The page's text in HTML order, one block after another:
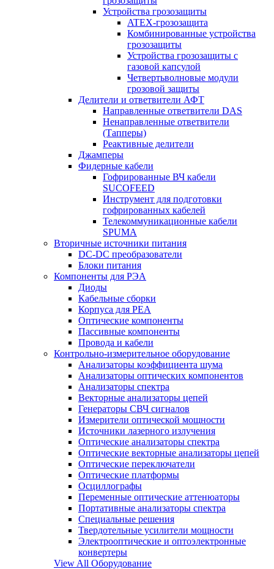
Устройства грозозащиты
ATEX-грозозащита
Комбинированные устройства
грозозащиты
Устройства грозозащиты с
газовой капсулой
Четвертьволновые модули
грозовой защиты
Делители и ответвители АФТ
Направленные ответвители DAS
Ненаправленные ответвители
(Тапперы)
Реактивные делители
Джамперы
Фидерные кабели
Гофрированные ВЧ кабели
SUCOFEED
Инструмент для подготовки
гофрированных кабелей
Телекоммуникационные кабели
SPUMA
Вторичные источники питания
DC-DC преобразователи
Блоки питания
Компоненты для РЭА
Диоды
Кабельные сборки
Корпуса для РЕА
Оптические компоненты
Пассивные компоненты
Провода и кабели
Контрольно-измерительное оборудование
Анализаторы коэффициента шума
Анализаторы оптических компонентов
Анализаторы спектра
Векторные анализаторы цепей
Генераторы СВЧ сигналов
Измерители оптической мощности
Источники лазерного излучения
Оптические анализаторы спектра
Оптические векторные анализаторы цепей
Оптические переключатели
Оптические платформы
Осциллографы
Переменные оптические аттенюаторы
Портативные анализаторы спектра
Специальные решения
Твердотельные усилители мощности
Электрооптические и оптоэлектронные
конвертеры
View All Оборудование